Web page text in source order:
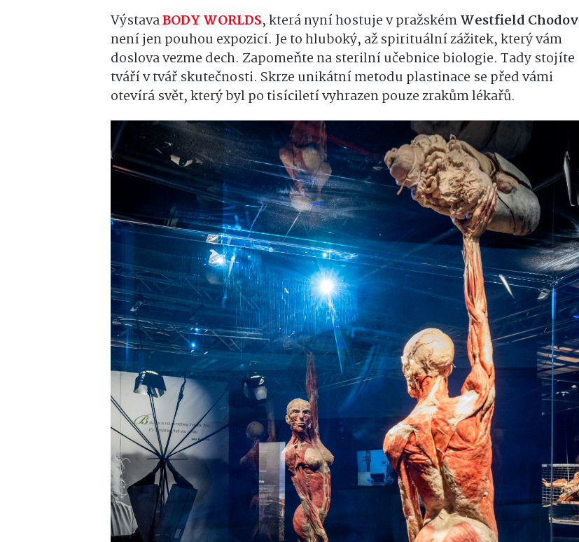
VýstavaBODY WORLDS, která nyní hostuje v pražskémWestfield Chodov
není jen pouhou expozicí. Je to hluboký, až spirituální zážitek, který vám
doslova vezme dech. Zapomeňte na sterilní učebnice biologie. Tady stojíte
tváří v tvář skutečnosti. Skrze unikátní metodu plastinace se před vámi
otevírá svět, který byl po tisíciletí vyhrazen pouze zrakům lékařů.